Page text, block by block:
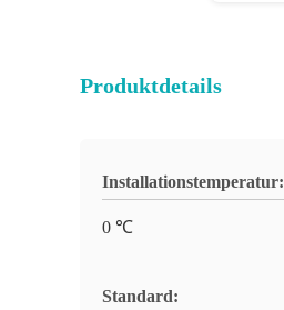
Produktdetails
Installationstemperatur:
0 ℃
Standard: